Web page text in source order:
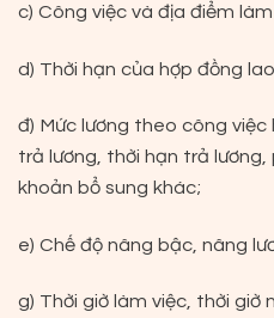
c) Công việc và địa điểm
d) Thời hạn của hợp đồng
đ) Mức lương theo công
trả lương, thời hạn trả
khoản bổ sung khác;
e) Chế độ nâng bậc, nâng
g) Thời giờ làm việc, thời giờ